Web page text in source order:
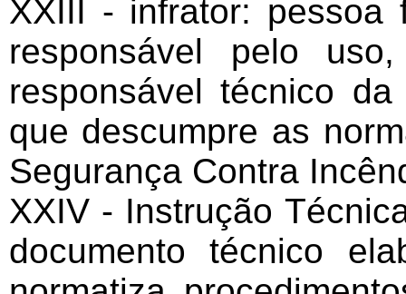
XXIII - infrator: pessoa
responsável pelo
responsável técnico
que descumpre as
Segurança Contra
XXIV - Instrução
documento técnico